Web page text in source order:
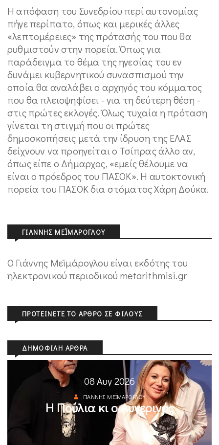
Η απόφαση του Συνεδρίου περί αυτονομίας
πήγε περίπατο, όπως και μερικές άλλες
«λεπτομέρειες» της πρότασής του που θα
ρυθμιστούν στην πορεία. Όπως για
παράδειγμα το θέμα της ηγεσίας του εν
δυνάμει κυβερνητικού συνασπισμού την
οποία θα αναλάβει ο αρχηγός του κόμματος
που θα πλειοψηφίσει - για τη δεύτερη θέση -
στις πρώτες εκλογές. Όλως τυχαία η πρόταση
γίνεται τη στιγμή που οι πρώτες
δημοσκοπήσεις μετά την ίδρυση της ΕΛΑΣ
δείχνουν να προηγείται ο Τσίπρας άλλο αν,
όπως είπε ο Δήμαρχος, «εμείς θέλουμε να
είναι ο πρόεδρος του ΠΑΣΟΚ». Η αυτοκτονική
πορεία του ΠΑΣΟΚ δια στόματος Χάρη Δούκα.
ΓΙΆΝΝΗΣ ΜΕΪΜΆΡΟΓΛΟΥ
Ο Γιάννης Μεϊμάρογλου είναι εκδότης του
ηλεκτρονικού περιοδικού metarithmisi.gr
ΠΡΟΤΕΊΝΕΤΕ ΤΟ ΆΡΘΡΟ ΣΕ ΦΊΛΟΥΣ
ΔΗΜΟΦΙΛΉ ΆΡΘΡΑ
08 Αυγ 2026
ΓΙΆΝΝΗΣ ΜΕΪΜΆΡΟΓΛΟΥ
Η Πούλια κι ο Αυγερινός